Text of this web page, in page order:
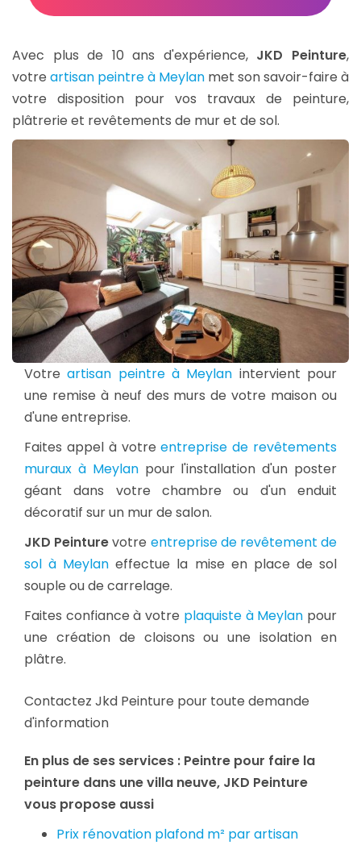
*
Avec plus de 10 ans d'expérience, JKD Peinture,
votre artisan peintre à Meylan met son savoir-faire à
votre disposition pour vos travaux de peinture,
plâtrerie et revêtements de mur et de sol.
Votreartisan peintre à Meylan intervient pour
une remise à neuf des murs de votre maison ou
d'une entreprise.
Faites appel à votreentreprise de revêtements
muraux à Meylanpour l'installation d'un poster
géant dans votre chambre ou d'un enduit
décoratif sur un mur de salon.
JKD Peinturevotre entreprise de revêtement de
sol à Meylan effectue la mise en place de sol
souple ou de carrelage.
Faites confiance à votre plaquiste à Meylan pour
une création de cloisons ou une isolation en
plâtre.
Contactez Jkd Peinture pour toute demande
d'information
En plus de ses services : Peintre pour faire la
peinture dans une villa neuve, JKD Peinture
vous propose aussi
Prix rénovation plafond m² par artisan